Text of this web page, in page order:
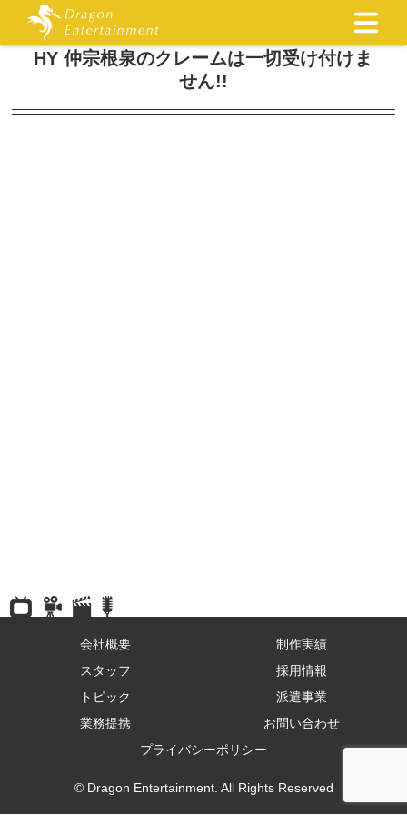
HY 仲宗根泉のクレームは⼀切受け付けま
せん!!
会社概要
制作実績
スタッフ
採用情報
トピック
派遣事業
業務提携
お問い合わせ
プライバシーポリシー
© Dragon Entertainment. All Rights Reserved